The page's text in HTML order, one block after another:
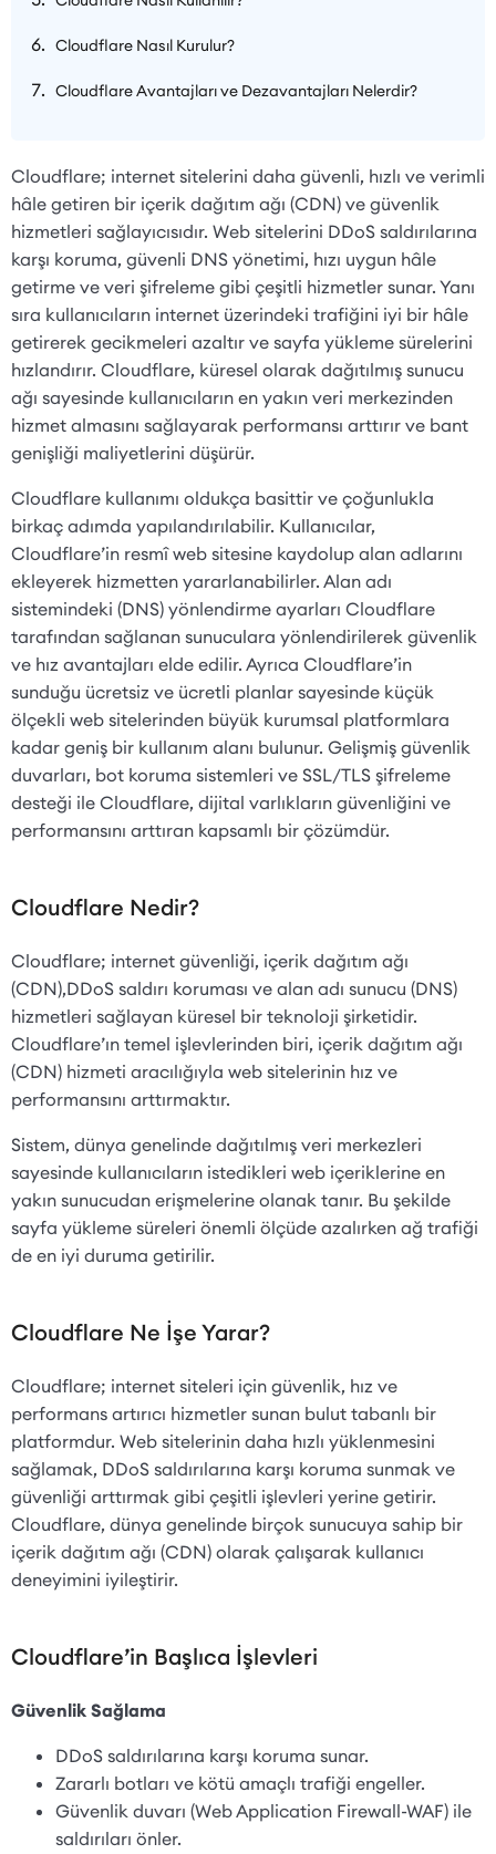
Cloudflare Nasıl Kurulur?
Cloudflare Avantajları ve Dezavantajları Nelerdir?
Cloudflare; internet sitelerini daha güvenli, hızlı ve verimli
hâle getiren bir içerik dağıtım ağı (CDN) ve güvenlik
hizmetleri sağlayıcısıdır. Web sitelerini DDoS saldırılarına
karşı koruma, güvenli DNS yönetimi, hızı uygun hâle
getirme ve veri şifreleme gibi çeşitli hizmetler sunar. Yanı
sıra kullanıcıların internet üzerindeki trafiğini iyi bir hâle
getirerek gecikmeleri azaltır ve sayfa yükleme sürelerini
hızlandırır. Cloudflare, küresel olarak dağıtılmış sunucu
ağı sayesinde kullanıcıların en yakın veri merkezinden
hizmet almasını sağlayarak performansı arttırır ve bant
genişliği maliyetlerini düşürür.
Cloudflare kullanımı oldukça basittir ve çoğunlukla
birkaç adımda yapılandırılabilir. Kullanıcılar,
Cloudflare’in resmî web sitesine kaydolup alan adlarını
ekleyerek hizmetten yararlanabilirler. Alan adı
sistemindeki (DNS) yönlendirme ayarları Cloudflare
tarafından sağlanan sunuculara yönlendirilerek güvenlik
ve hız avantajları elde edilir. Ayrıca Cloudflare’in
sunduğu ücretsiz ve ücretli planlar sayesinde küçük
ölçekli web sitelerinden büyük kurumsal platformlara
kadar geniş bir kullanım alanı bulunur. Gelişmiş güvenlik
duvarları, bot koruma sistemleri ve SSL/TLS şifreleme
desteği ile Cloudflare, dijital varlıkların güvenliğini ve
performansını arttıran kapsamlı bir çözümdür.
Cloudflare Nedir?
Cloudflare; internet güvenliği, içerik dağıtım ağı
(CDN),DDoS saldırı koruması ve alan adı sunucu (DNS)
hizmetleri sağlayan küresel bir teknoloji şirketidir.
Cloudflare’ın temel işlevlerinden biri, içerik dağıtım ağı
(CDN) hizmeti aracılığıyla web sitelerinin hız ve
performansını arttırmaktır.
Sistem, dünya genelinde dağıtılmış veri merkezleri
sayesinde kullanıcıların istedikleri web içeriklerine en
yakın sunucudan erişmelerine olanak tanır. Bu şekilde
sayfa yükleme süreleri önemli ölçüde azalırken ağ trafiği
de en iyi duruma getirilir.
Cloudflare Ne İşe Yarar?
Cloudflare; internet siteleri için güvenlik, hız ve
performans artırıcı hizmetler sunan bulut tabanlı bir
platformdur. Web sitelerinin daha hızlı yüklenmesini
sağlamak, DDoS saldırılarına karşı koruma sunmak ve
güvenliği arttırmak gibi çeşitli işlevleri yerine getirir.
Cloudflare, dünya genelinde birçok sunucuya sahip bir
içerik dağıtım ağı (CDN) olarak çalışarak kullanıcı
deneyimini iyileştirir.
Cloudflare’in Başlıca İşlevleri
Güvenlik Sağlama
DDoS saldırılarına karşı koruma sunar.
Zararlı botları ve kötü amaçlı trafiği engeller.
Güvenlik duvarı (Web Application Firewall-WAF) ile
saldırıları önler.